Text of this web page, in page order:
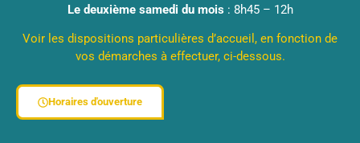
Le deuxième samedi du mois: 8h45 – 12h
Voir les dispositions particulières d’accueil, en fonction de
vos démarches à effectuer, ci-dessous.
Horaires d'ouverture